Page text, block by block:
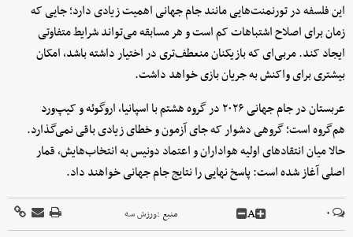
این فلسفه در تورنمنت‌هایی مانند جام جهانی اهمیت زیادی دارد؛ جایی که
زمان برای اصلاح اشتباهات کم است و هر مسابقه می‌تواند شرایط متفاوتی
ایجاد کند. مربی‌ای که بازیکنان منعطف‌تری در اختیار داشته باشد، امکان
بیشتری برای واکنش به جریان بازی خواهد داشت.
عربستان در جام جهانی ۲۰۲۶ در گروه هشتم با اسپانیا، اروگوئه و کیپ‌ورد
هم‌گروه است؛ گروهی دشوار که جای آزمون و خطای زیادی باقی نمی‌گذارد.
حالا میان انتقادهای اولیه هواداران و اعتماد دونیس به انتخاب‌هایش، قمار
اصلی آغاز شده است: پاسخ نهایی را نتایج جام جهانی خواهند داد.
۰ A منبع :ورزش سه